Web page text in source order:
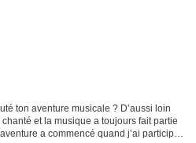
ton aventure musicale ? D’aussi loin
et la musique a toujours fait partie
a commencé quand j’ai participé